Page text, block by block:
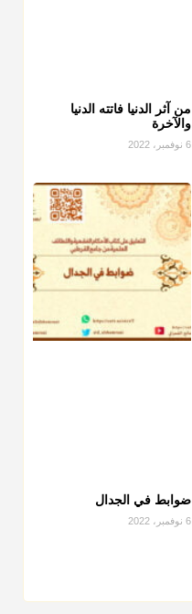
من آثر الدنيا فاتته الدنيا
والآخرة
6 نوفمبر، 2022
ضوابط في الجدال
6 نوفمبر، 2022